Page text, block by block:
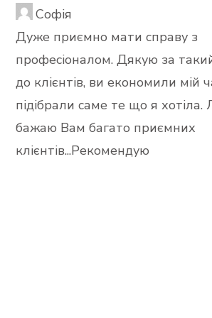
Софія
Дуже приємно мати справу з
професіоналом. Дякую за
до клієнтів, ви економили мій
підібрали саме те що я хотіла.
бажаю Вам багато приємних
клієнтів...Рекомендую